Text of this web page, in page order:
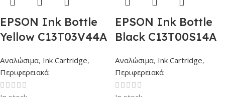
EPSON Ink Bottle
Yellow C13T03V44A
Αναλώσιμα, Ink Cartridge,
Περιφερειακά
EPSON Ink Bottle
Black C13T00S14A
Αναλώσιμα, Ink Cartridge,
Περιφερειακά